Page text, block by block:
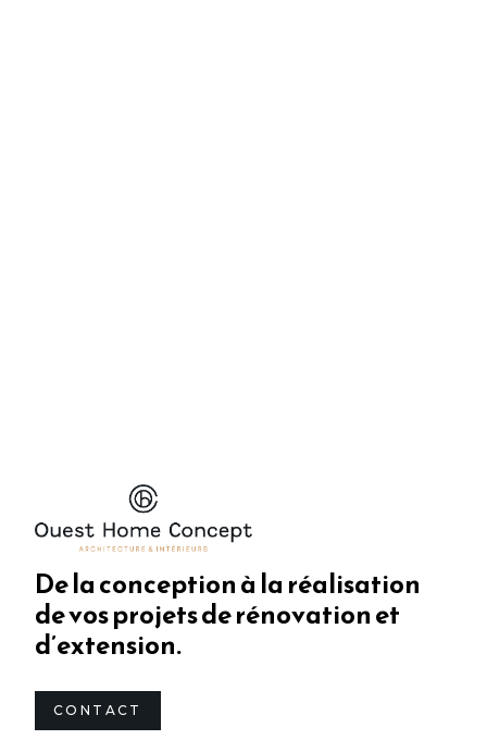
De la conception à la réalisation
de vos projets de rénovation et
d’extension.
CONTACT